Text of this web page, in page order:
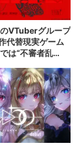
VTuberグループ
代替現実ゲーム
は“不審者乱